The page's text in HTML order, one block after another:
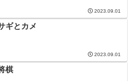
2023.09.01
ギとカメ
2023.09.01
棋